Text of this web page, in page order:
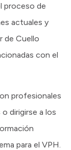
proceso de
actuales y
de Cuello
con el
profesionales
dirigirse a los
para el VPH.